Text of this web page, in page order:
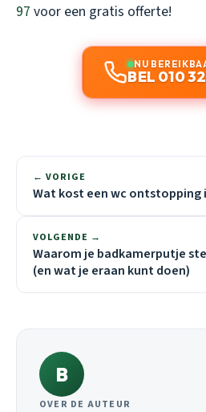
97 voor een gratis offerte!
NU
BEL 010
← VORIGE
Wat kost een wc ontstopping
VOLGENDE →
Waarom je badkamerputje
(en wat je eraan kunt doen)
B
OVER DE AUTEUR